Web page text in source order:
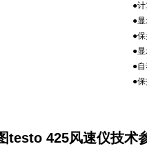
●
●
●
●
●
●
testo 425风速仪技术